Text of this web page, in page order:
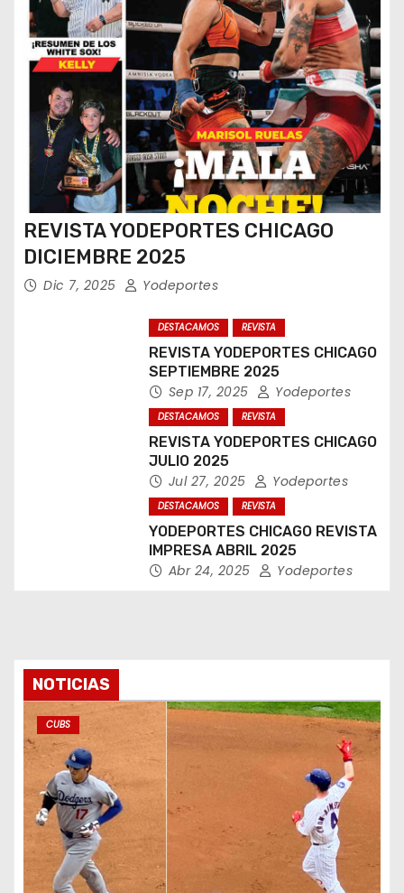
REVISTA YODEPORTES CHICAGO
DICIEMBRE 2025
Dic 7, 2025 Yodeportes
DESTACAMOS REVISTA
REVISTA YODEPORTES CHICAGO
SEPTIEMBRE 2025
Sep 17, 2025 Yodeportes
DESTACAMOS REVISTA
REVISTA YODEPORTES CHICAGO
JULIO 2025
Jul 27, 2025 Yodeportes
DESTACAMOS REVISTA
YODEPORTES CHICAGO REVISTA
IMPRESA ABRIL 2025
Abr 24, 2025 Yodeportes
NOTICIAS
CUBS